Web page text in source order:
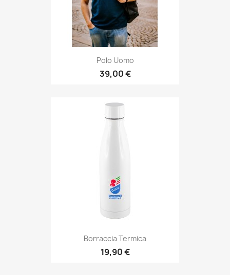
Polo Uomo
39,00 €
Borraccia Termica
19,90 €